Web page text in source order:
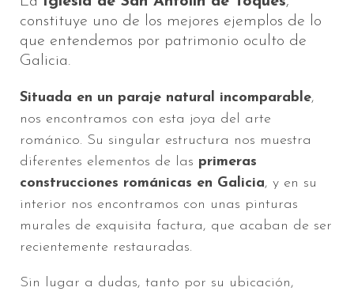
constituye uno de los mejores ejemplos de lo
que entendemos por patrimonio oculto de
Galicia.
Situada en un paraje natural incomparable,
nos encontramos con esta joya del arte
románico. Su singular estructura nos muestra
diferentes elementos de las primeras
construcciones románicas en Galicia, y en su
interior nos encontramos con unas pinturas
murales de exquisita factura, que acaban de ser
recientemente restauradas.
Sin lugar a dudas, tanto por su ubicación,